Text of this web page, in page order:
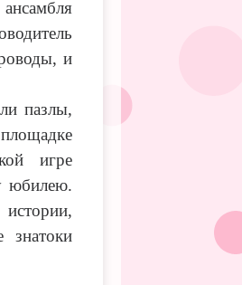
и
пазлы,
игре
юбилею.
знатоки